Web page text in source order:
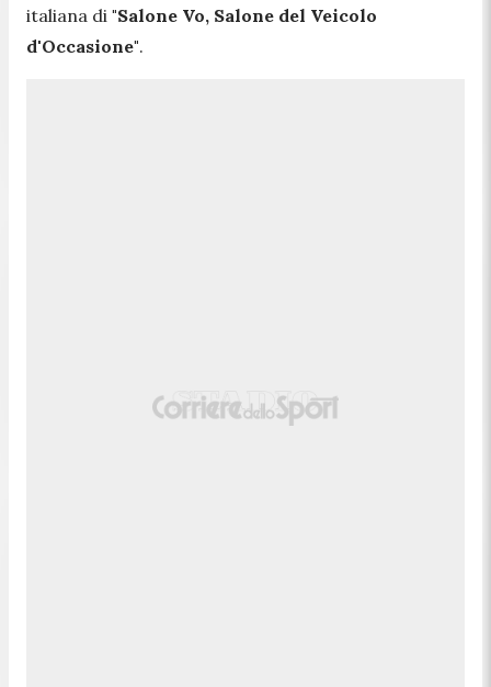
italiana di "Salone Vo, Salone del Veicolo
d'Occasione".